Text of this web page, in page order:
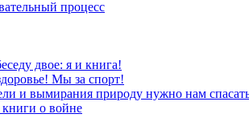
процесс
двое: я и книга!
Мы за спорт!
и вымирания природу нужно нам
о войне